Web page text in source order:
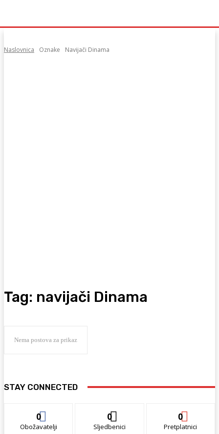
Naslovnica Oznake Navijači Dinama
Tag: navijači Dinama
Nema postova za prikaz
STAY CONNECTED
0
Obožavatelji
0
Sljedbenici
0
Pretplatnici